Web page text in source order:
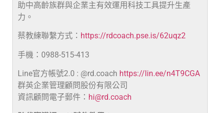
助中高齡族群與企業主有效運用科技工具提升生產
力。
蔡教練聯繫方式： https://rdcoach.pse.is/62uqz2
手機：0988-515-413
Line官方帳號2.0 : @rd.coach https://lin.ee/n4T9CGA
群英企業管理顧問股份有限公司
資訊顧問電子郵件： hi@rd.coach